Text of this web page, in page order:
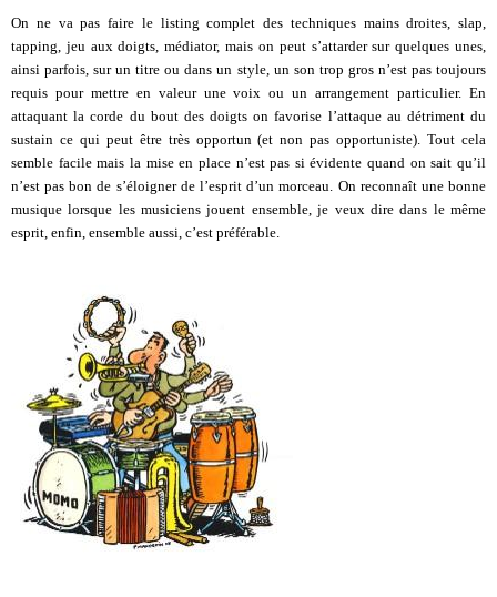
On ne va pas faire le listing complet des techniques mains droites, slap,
tapping, jeu aux doigts, médiator, mais on peut s’attarder sur quelques unes,
ainsi parfois, sur un titre ou dans un style, un son trop gros n’est pas toujours
requis pour mettre en valeur une voix ou un arrangement particulier. En
attaquant la corde du bout des doigts on favorise l’attaque au détriment du
sustain ce qui peut être très opportun (et non pas opportuniste). Tout cela
semble facile mais la mise en place n’est pas si évidente quand on sait qu’il
n’est pas bon de s’éloigner de l’esprit d’un morceau. On reconnaît une bonne
musique lorsque les musiciens jouent ensemble, je veux dire dans le même
esprit, enfin, ensemble aussi, c’est préférable.